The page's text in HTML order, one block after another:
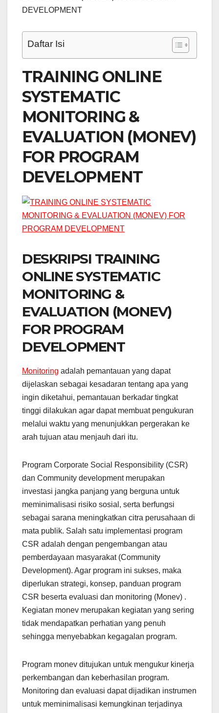
DEVELOPMENT
Daftar Isi
TRAINING ONLINE
SYSTEMATIC
MONITORING &
EVALUATION (MONEV)
FOR PROGRAM
DEVELOPMENT
DESKRIPSI TRAINING
ONLINE SYSTEMATIC
MONITORING &
EVALUATION (MONEV)
FOR PROGRAM
DEVELOPMENT
Monitoring adalah pemantauan yang dapat
dijelaskan sebagai kesadaran tentang apa yang
ingin diketahui, pemantauan berkadar tingkat
tinggi dilakukan agar dapat membuat pengukuran
melalui waktu yang menunjukkan pergerakan ke
arah tujuan atau menjauh dari itu.
Program Corporate Social Responsibility (CSR)
dan Community development merupakan
investasi jangka panjang yang berguna untuk
meminimalisasi risiko sosial, serta berfungsi
sebagai sarana meningkatkan citra perusahaan di
mata publik. Salah satu implementasi program
CSR adalah dengan pengembangan atau
pemberdayaan masyarakat (Community
Development). Agar program ini sukses, maka
diperlukan strategi, konsep, panduan program
CSR beserta evaluasi dan monitoring (Monev) .
Kegiatan monev merupakan kegiatan yang sering
tidak mendapatkan perhatian yang penuh
sehingga menyebabkan kegagalan program.
Program monev ditujukan untuk mengukur kinerja
perkembangan dan keberhasilan program.
Monitoring dan evaluasi dapat dijadikan instrumen
untuk meminimalisasi kemungkinan terjadinya